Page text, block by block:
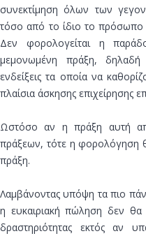
συνεκτίμηση όλων των
τόσο από το ίδιο το
Δεν φορολογείται η
μεμονωμένη πράξη,
ενδείξεις τα οποία να
πλαίσια άσκησης επιχείρησης
Ωστόσο αν η πράξη αυτή
πράξεων, τότε η φορολόγηση
πράξη.
Λαμβάνοντας υπόψη τα πιο
η ευκαιριακή πώληση δεν θα
δραστηριότητας εκτός αν